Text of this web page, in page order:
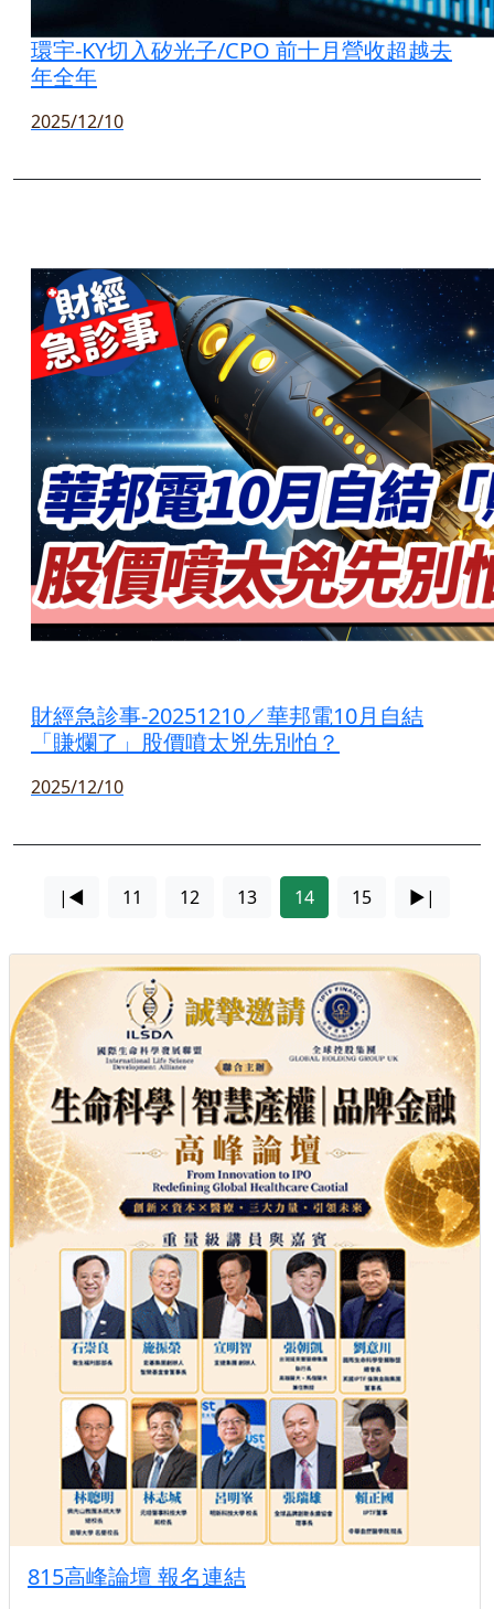
環宇-KY切入矽光子/CPO 前十月營收超越去
年全年
2025/12/10
財經急診事-20251210／華邦電10月自結
「賺爛了」股價噴太兇先別怕？
2025/12/10
|◄ 11 12 13 14 15 ►|
815高峰論壇 報名連結